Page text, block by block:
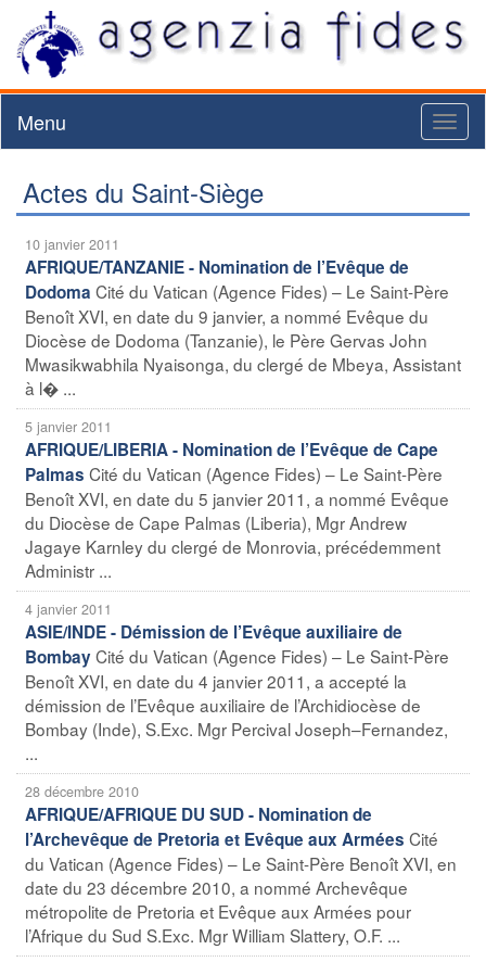
Menu
Actes du Saint-Siège
10 janvier 2011
AFRIQUE/TANZANIE - Nomination de l’Evêque de
Dodoma Cité du Vatican (Agence Fides) – Le Saint-Père
Benoît XVI, en date du 9 janvier, a nommé Evêque du
Diocèse de Dodoma (Tanzanie), le Père Gervas John
Mwasikwabhila Nyaisonga, du clergé de Mbeya, Assistant
à l� ...
5 janvier 2011
AFRIQUE/LIBERIA - Nomination de l’Evêque de Cape
Palmas Cité du Vatican (Agence Fides) – Le Saint-Père
Benoît XVI, en date du 5 janvier 2011, a nommé Evêque
du Diocèse de Cape Palmas (Liberia), Mgr Andrew
Jagaye Karnley du clergé de Monrovia, précédemment
Administr ...
4 janvier 2011
ASIE/INDE - Démission de l’Evêque auxiliaire de
BombayCité du Vatican (Agence Fides) – Le Saint-Père
Benoît XVI, en date du 4 janvier 2011, a accepté la
démission de l’Evêque auxiliaire de l’Archidiocèse de
Bombay (Inde), S.Exc. Mgr Percival Joseph–Fernandez,
...
28 décembre 2010
AFRIQUE/AFRIQUE DU SUD - Nomination de
l’Archevêque de Pretoria et Evêque aux Armées Cité
du Vatican (Agence Fides) – Le Saint-Père Benoît XVI, en
date du 23 décembre 2010, a nommé Archevêque
métropolite de Pretoria et Evêque aux Armées pour
l’Afrique du Sud S.Exc. Mgr William Slattery, O.F. ...